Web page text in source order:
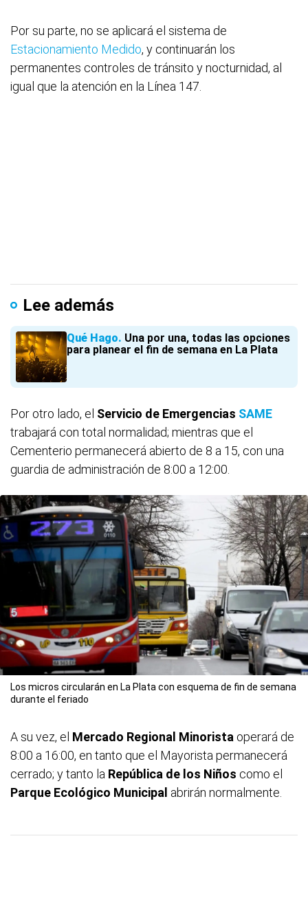
Por su parte, no se aplicará el sistema de
Estacionamiento Medido, y continuarán los
permanentes controles de tránsito y nocturnidad, al
igual que la atención en la Línea 147.
Lee además
Qué Hago Una por una, todas las opciones
para planear el fin de semana en La Plata
Por otro lado, el Servicio de Emergencias SAME
trabajará con total normalidad; mientras que el
Cementerio permanecerá abierto de 8 a 15, con una
guardia de administración de 8:00 a 12:00.
Los micros circularán en La Plata con esquema de fin de semana
durante el feriado
A su vez, el Mercado Regional Minorista operará de
8:00 a 16:00, en tanto que el Mayorista permanecerá
cerrado; y tanto la República de los Niños como el
Parque Ecológico Municipal abrirán normalmente.